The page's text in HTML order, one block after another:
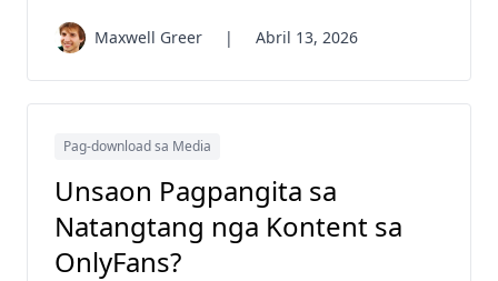
Maxwell Greer | Abril 13, 2026
Pag-download sa Media
Unsaon Pagpangita sa
Natangtang nga Kontent sa
OnlyFans?